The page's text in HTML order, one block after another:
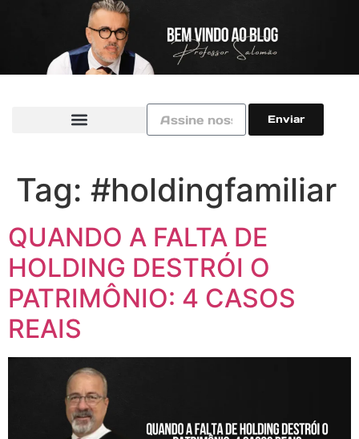
Enviar
Tag: #holdingfamiliar
QUANDO A FALTA DE
HOLDING DESTRÓI O
PATRIMÔNIO: 4 CASOS
REAIS